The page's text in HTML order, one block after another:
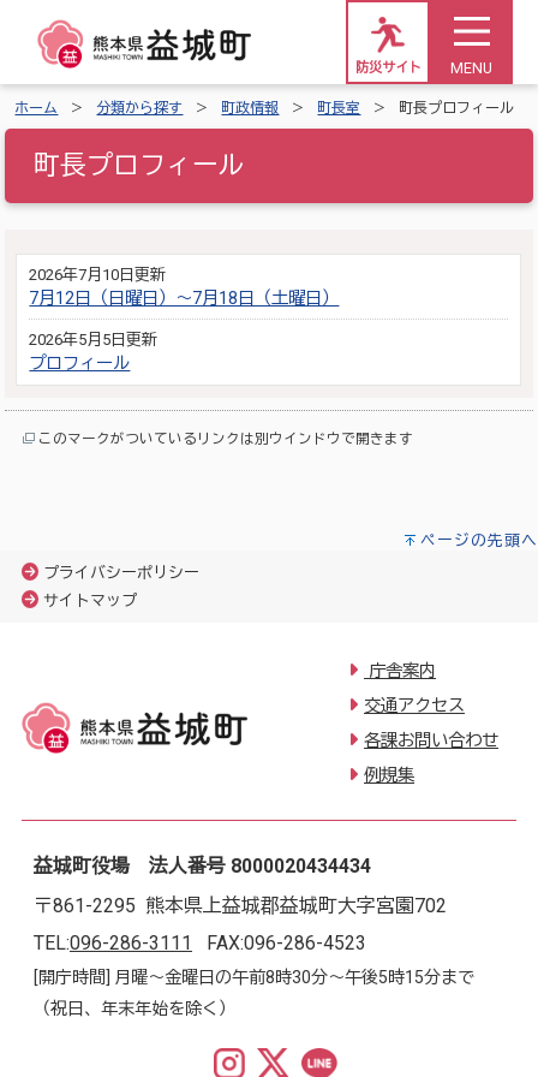
防災サイト MENU
ホーム 分類から探す 町政情報 町長室 町長プロフィール
町長プロフィール
2026年7月10日更新
7月12日（日曜日）～7月18日（土曜日）
2026年5月5日更新
プロフィール
このマークがついているリンクは別ウインドウで開きます
ページの先頭へ
プライバシーポリシー
サイトマップ
庁舎案内
交通アクセス
各課お問い合わせ
例規集
益城町役場 法人番号 8000020434434
〒861-2295 熊本県上益城郡益城町大字宮園702
TEL:096-286-3111 FAX:096-286-4523
[開庁時間] 月曜～金曜日の午前8時30分～午後5時15分まで
（祝日、年末年始を除く）